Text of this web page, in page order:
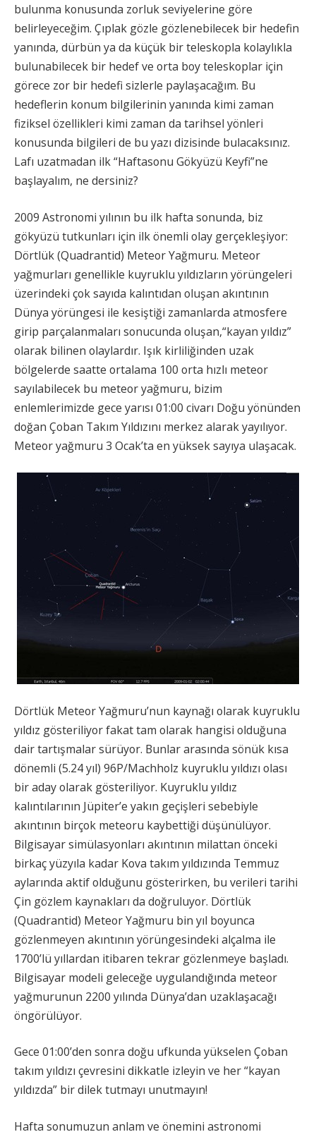
bulunma konusunda zorluk seviyelerine göre
belirleyeceğim. Çıplak gözle gözlenebilecek bir hedefin
yanında, dürbün ya da küçük bir teleskopla kolaylıkla
bulunabilecek bir hedef ve orta boy teleskoplar için
görece zor bir hedefi sizlerle paylaşacağım. Bu
hedeflerin konum bilgilerinin yanında kimi zaman
fiziksel özellikleri kimi zaman da tarihsel yönleri
konusunda bilgileri de bu yazı dizisinde bulacaksınız.
Lafı uzatmadan ilk “Haftasonu Gökyüzü Keyfi”ne
başlayalım, ne dersiniz?
2009 Astronomi yılının bu ilk hafta sonunda, biz
gökyüzü tutkunları için ilk önemli olay gerçekleşiyor:
Dörtlük (Quadrantid) Meteor Yağmuru. Meteor
yağmurları genellikle kuyruklu yıldızların yörüngeleri
üzerindeki çok sayıda kalıntıdan oluşan akıntının
Dünya yörüngesi ile kesiştiği zamanlarda atmosfere
girip parçalanmaları sonucunda oluşan,“kayan yıldız”
olarak bilinen olaylardır. Işık kirliliğinden uzak
bölgelerde saatte ortalama 100 orta hızlı meteor
sayılabilecek bu meteor yağmuru, bizim
enlemlerimizde gece yarısı 01:00 civarı Doğu yönünden
doğan Çoban Takım Yıldızını merkez alarak yayılıyor.
Meteor yağmuru 3 Ocak’ta en yüksek sayıya ulaşacak.
Dörtlük Meteor Yağmuru’nun kaynağı olarak kuyruklu
yıldız gösteriliyor fakat tam olarak hangisi olduğuna
dair tartışmalar sürüyor. Bunlar arasında sönük kısa
dönemli (5.24 yıl) 96P/Machholz kuyruklu yıldızı olası
bir aday olarak gösteriliyor. Kuyruklu yıldız
kalıntılarının Jüpiter’e yakın geçişleri sebebiyle
akıntının birçok meteoru kaybettiği düşünülüyor.
Bilgisayar simülasyonları akıntının milattan önceki
birkaç yüzyıla kadar Kova takım yıldızında Temmuz
aylarında aktif olduğunu gösterirken, bu verileri tarihi
Çin gözlem kaynakları da doğruluyor. Dörtlük
(Quadrantid) Meteor Yağmuru bin yıl boyunca
gözlenmeyen akıntının yörüngesindeki alçalma ile
1700’lü yıllardan itibaren tekrar gözlenmeye başladı.
Bilgisayar modeli geleceğe uygulandığında meteor
yağmurunun 2200 yılında Dünya’dan uzaklaşacağı
öngörülüyor.
Gece 01:00’den sonra doğu ufkunda yükselen Çoban
takım yıldızı çevresini dikkatle izleyin ve her “kayan
yıldızda” bir dilek tutmayı unutmayın!
Hafta sonumuzun anlam ve önemini astronomi